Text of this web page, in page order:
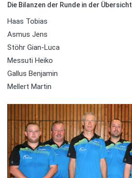
Die Bilanzen der Runde in der
Haas Tobias
Asmus Jens
Stöhr Gian-Luca
Messuti Heiko
Gallus Benjamin
Mellert Martin